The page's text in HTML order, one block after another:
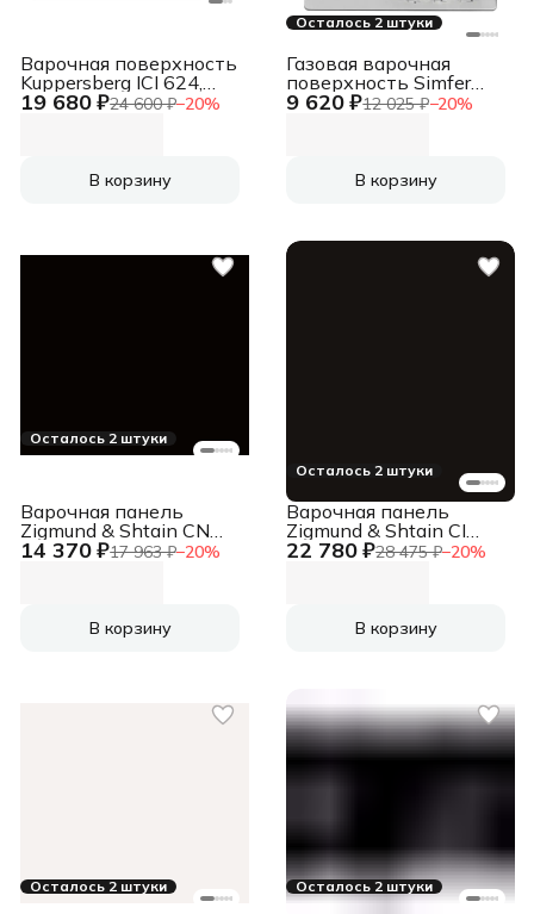
19 680 ₽24 600 ₽−20%
Варочная поверхность
Kuppersberg ICI 624,
индукция, High-Tech,
автоматическое
отключение, Flexi-
управление, черный
В корзину
Осталось 2 штуки
9 620 ₽12 025 ₽−20%
Газовая варочная
поверхность Simfer
H45V30M416
В корзину
Осталось 2 штуки
14 370 ₽17 963 ₽−20%
Варочная панель
Zigmund & Shtain CN
52.6 B
В корзину
Осталось 2 штуки
22 780 ₽28 475 ₽−20%
Варочная панель
Zigmund & Shtain CI
24.4 B
В корзину
Осталось 2 штуки Осталось 2 штуки